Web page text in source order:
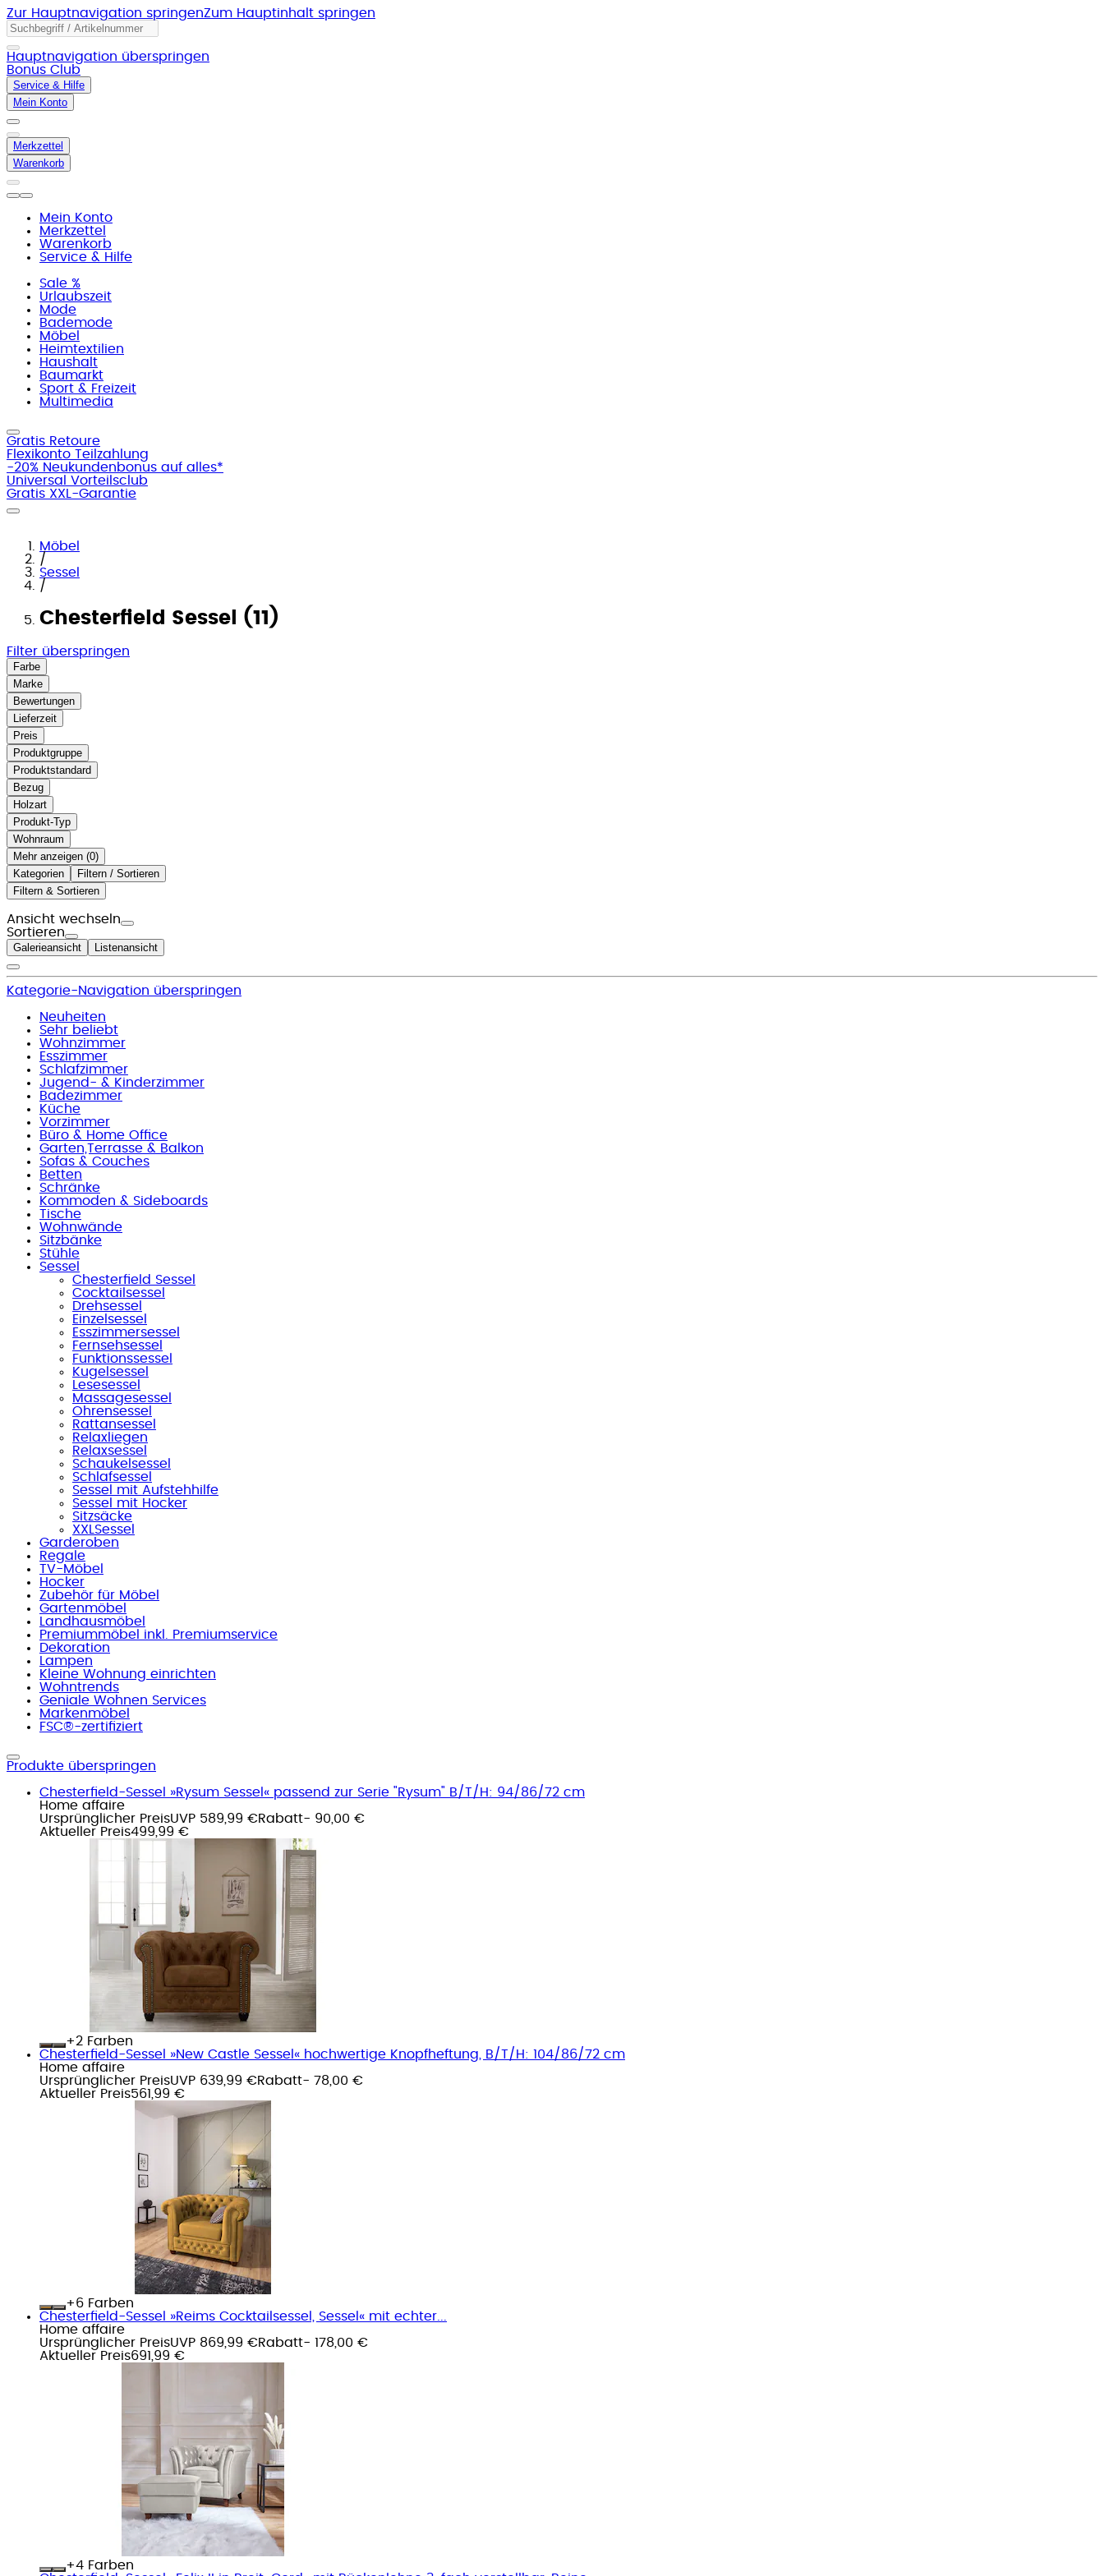
Zur Hauptnavigation springenZum Hauptinhalt springen
Hauptnavigation überspringen
Bonus Club
Service & Hilfe
Mein Konto
Merkzettel
Warenkorb
Mein Konto
Merkzettel
Warenkorb
Service & Hilfe
Sale %
Urlaubszeit
Mode
Bademode
Möbel
Heimtextilien
Haushalt
Baumarkt
Sport & Freizeit
Multimedia
Gratis Retoure
Flexikonto Teilzahlung
-20% Neukundenbonus auf alles*
Universal Vorteilsclub
Gratis XXL-Garantie
Möbel
/
Sessel
/
Chesterfield Sessel (11)
Filter überspringen
Farbe
Marke
Bewertungen
Lieferzeit
Preis
Produktgruppe
Produktstandard
Bezug
Holzart
Produkt-Typ
Wohnraum
Mehr anzeigen ( )
Kategorien
Filtern / Sortieren
Filtern & Sortieren
Ansicht wechseln
Sortieren
Galerieansicht Listenansicht
Kategorie-Navigation überspringen
Neuheiten
Sehr beliebt
Wohnzimmer
Esszimmer
Schlafzimmer
Jugend- & Kinderzimmer
Badezimmer
Küche
Vorzimmer
Büro & Home Office
Garten,Terrasse & Balkon
Sofas & Couches
Betten
Schränke
Kommoden & Sideboards
Tische
Wohnwände
Sitzbänke
Stühle
Sessel
Chesterfield Sessel
Cocktailsessel
Drehsessel
Einzelsessel
Esszimmersessel
Fernsehsessel
Funktionssessel
Kugelsessel
Lesesessel
Massagesessel
Ohrensessel
Rattansessel
Relaxliegen
Relaxsessel
Schaukelsessel
Schlafsessel
Sessel mit Aufstehhilfe
Sessel mit Hocker
Sitzsäcke
XXLSessel
Garderoben
Regale
TV-Möbel
Hocker
Zubehör für Möbel
Gartenmöbel
Landhausmöbel
Premiummöbel inkl. Premiumservice
Dekoration
Lampen
Kleine Wohnung einrichten
Wohntrends
Geniale Wohnen Services
Markenmöbel
FSC®-zertifiziert
Produkte überspringen
Chesterfield-Sessel »Rysum Sessel« passend zur Serie "Rysum" B/T/H: 94/86/72 cm
Home affaire
Ursprünglicher PreisUVP 589,99 €Rabatt- 90,00 €
Aktueller Preis499,99 €
+
Farben
Chesterfield-Sessel »New Castle Sessel« hochwertige Knopfheftung, B/T/H: 104/86/72 cm
Home affaire
Ursprünglicher PreisUVP 639,99 €Rabatt- 78,00 €
Aktueller Preis561,99 €
+
Farben
Chesterfield-Sessel »Reims Cocktailsessel, Sessel« mit echter...
Home affaire
Ursprünglicher PreisUVP 869,99 €Rabatt- 178,00 €
Aktueller Preis691,99 €
+
Farben